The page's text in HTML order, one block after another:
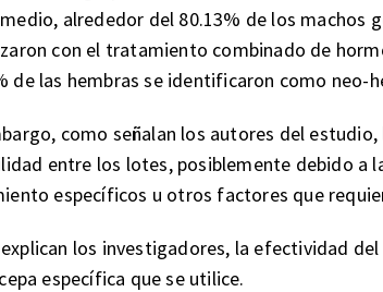
alrededor del 80.13% de los machos
con el tratamiento combinado de
de las hembras se identificaron como neo-
como señalan los autores del
entre los lotes, posiblemente debido a
específicos u otros factores que
los investigadores, la efectividad
específica que se utilice.